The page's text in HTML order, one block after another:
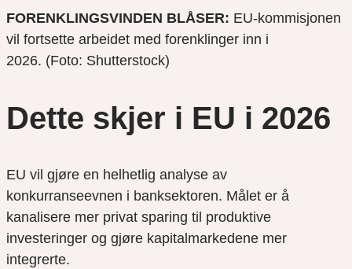
FORENKLINGSVINDEN BLÅSER: EU-kommisjonen
vil fortsette arbeidet med forenklinger inn i
2026. (Foto: Shutterstock)
Dette skjer i EU i 2026
EU vil gjøre en helhetlig analyse av
konkurranseevnen i banksektoren. Målet er å
kanalisere mer privat sparing til produktive
investeringer og gjøre kapitalmarkedene mer
integrerte.